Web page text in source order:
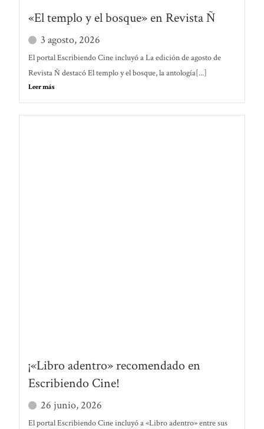
«El templo y el bosque» en Revista Ñ
3 agosto, 2026
El portal Escribiendo Cine incluyó a La edición de agosto de
Revista Ñ destacó El templo y el bosque, la antología[...]
Leer más
¡«Libro adentro» recomendado en
Escribiendo Cine!
26 junio, 2026
El portal Escribiendo Cine incluyó a «Libro adentro» entre sus